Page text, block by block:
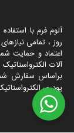
آلوم فرم با
روز ، تمامی
اعتماد و حمایت
آلات
براساس سفارش
پودری